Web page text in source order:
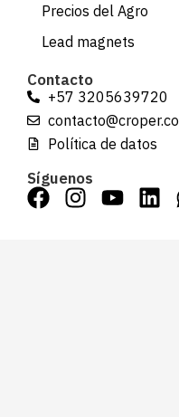
Precios del Agro
Lead magnets
Contacto
+57 3205639720
Política de datos
Síguenos